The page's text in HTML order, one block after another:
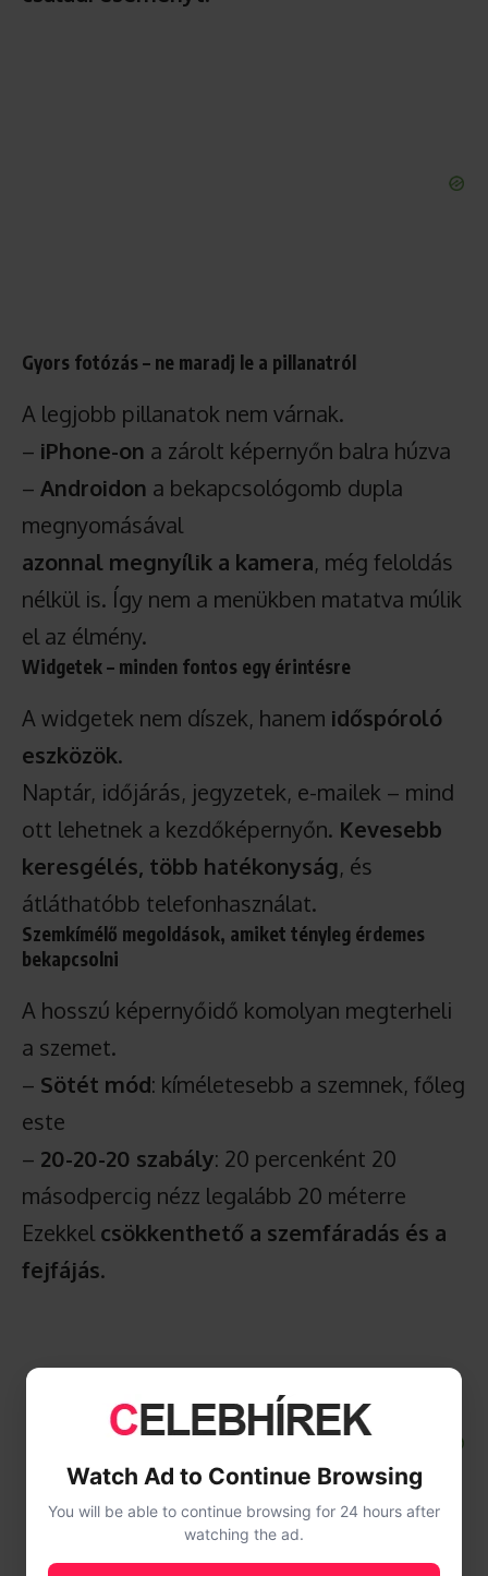
Gyors fotózás – ne maradj le a pillanatról
A legjobb pillanatok nem várnak.
– iPhone-on a zárolt képernyőn balra húzva
– Androidon a bekapcsológomb dupla
megnyomásával
azonnal megnyílik a kamera, még feloldás
nélkül is. Így nem a menükben matatva múlik
el az élmény.
Widgetek – minden fontos egy érintésre
A widgetek nem díszek, hanem időspóroló
eszközök.
Naptár, időjárás, jegyzetek, e-mailek – mind
ott lehetnek a kezdőképernyőn. Kevesebb
keresgélés, több hatékonyság, és
átláthatóbb telefonhasználat.
Szemkímélő megoldások, amiket tényleg érdemes
bekapcsolni
A hosszú képernyőidő komolyan megterheli
a szemet.
– Sötét mód: kíméletesebb a szemnek, főleg
este
– 20-20-20 szabály: 20 percenként 20
másodpercig nézz legalább 20 méterre
Ezekkel csökkenthető a szemfáradás és a
fejfájás.
Watch Ad to Continue Browsing
You will be able to continue browsing for 24 hours after
watching the ad.